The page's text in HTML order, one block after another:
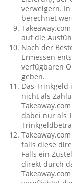
verweigern.
berechnet
auf die
Nach der
Ermessen
verfügbaren
geben.
Das
nicht als
dabei nur als
falls diese
Falls ein
direkt durch